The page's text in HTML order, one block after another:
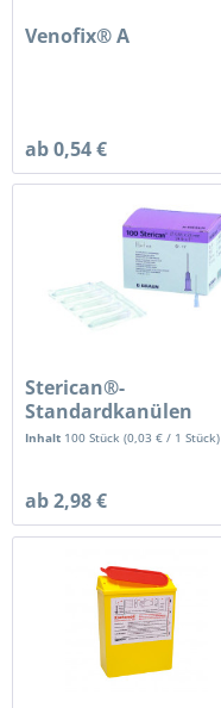
Venofix® A
ab 0,54 €
Sterican®-
Standardkanülen
Inhalt 100 Stück(0,03 € / 1 Stück)
ab 2,98 €